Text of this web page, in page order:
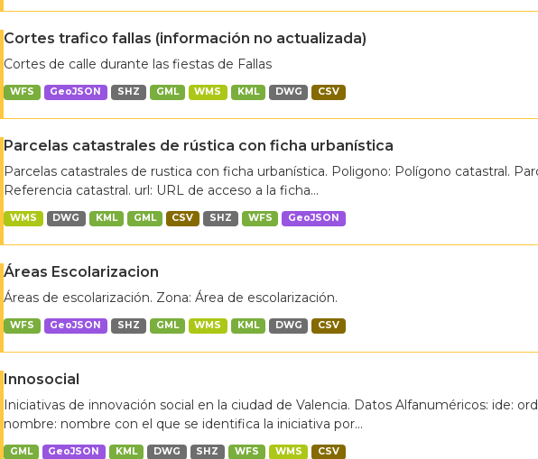
Cortes trafico fallas (información no actualizada)
Cortes de calle durante las fiestas de Fallas
WFS GeoJSON SHZ GML WMS KML DWG CSV
Parcelas catastrales de rústica con ficha urbanística
Parcelas catastrales de rustica con ficha urbanística. Poligono: Polígono catastral.
Referencia catastral. url: URL de acceso a la ficha...
WMS DWG KML GML CSV SHZ WFS GeoJSON
Áreas Escolarizacion
Áreas de escolarización. Zona: Área de escolarización.
WFS GeoJSON SHZ GML WMS KML DWG CSV
Innosocial
Iniciativas de innovación social en la ciudad de Valencia. Datos Alfanuméricos: ide:
nombre: nombre con el que se identifica la iniciativa por...
GML GeoJSON KML DWG SHZ WFS WMS CSV